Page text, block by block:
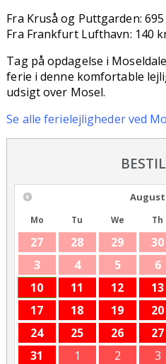
Fra Kruså og Puttgarden:
Fra Frankfurt Lufthavn: 140
Tag på opdagelse i
ferie i denne komfortable
udsigt over Mosel.
Se alle ferielejligheder ved
August
Mo Tu We Th
27 28 29 30
3
4 5 6
10
11 12 13
17
18 19 20
24
25 26 27
31
1 2 3